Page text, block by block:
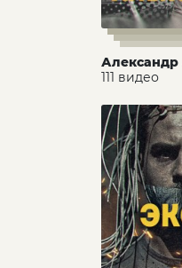
111 видео